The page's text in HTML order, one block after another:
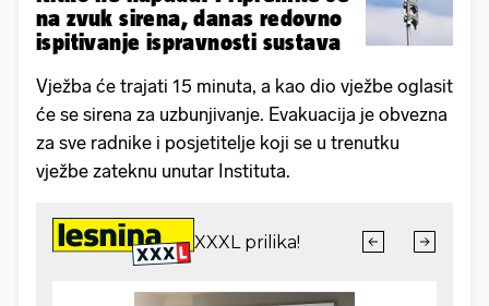
na zvuk sirena, danas redovno
ispitivanje ispravnosti sustava
Vježba će trajati 15 minuta, a kao dio vježbe oglasit
će se sirena za uzbunjivanje. Evakuacija je obvezna
za sve radnike i posjetitelje koji se u trenutku
vježbe zateknu unutar Instituta.